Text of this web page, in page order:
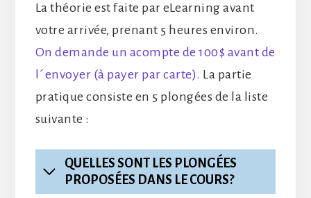
La théorie est faite par eLearning avant
votre arrivée, prenant 5 heures environ.
On demande un acompte de 100$ avant de
l´envoyer (à payer par carte). La partie
pratique consiste en 5 plongées de la liste
suivante :
QUELLES SONT LES PLONGÉES
PROPOSÉES DANS LE COURS?